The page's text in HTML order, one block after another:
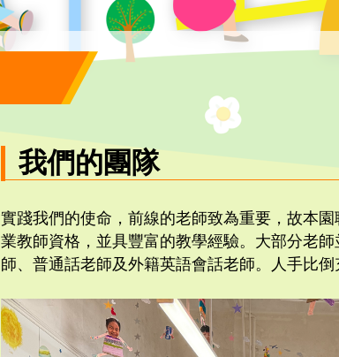
我們的團隊
實踐我們的使命，前線的老師致為重要，故本
業教師資格，並具豐富的教學經驗。大部分老
師、普通話老師及外籍英語會話老師。人手比倒